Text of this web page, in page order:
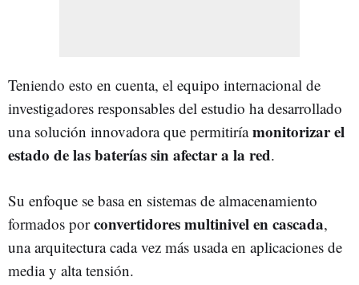
Teniendo esto en cuenta, el equipo internacional de
investigadores responsables del estudio ha desarrollado
una solución innovadora que permitiríamonitorizar el
estado de las baterías sin afectar a la red.
Su enfoque se basa en sistemas de almacenamiento
formados porconvertidores multinivel en cascada,
una arquitectura cada vez más usada en aplicaciones de
media y alta tensión.